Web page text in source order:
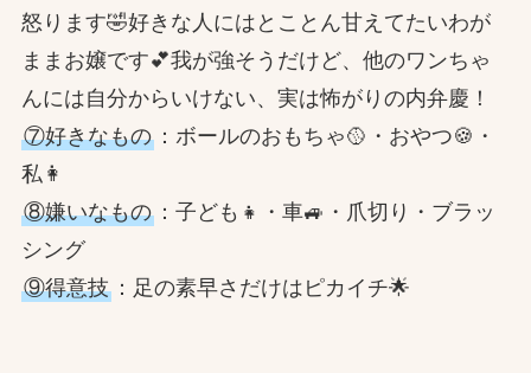
怒ります🤣好きな人にはとことん甘えてたいわが
ままお嬢です💕我が強そうだけど、他のワンちゃ
んには自分からいけない、実は怖がりの内弁慶！
⑦好きなもの：ボールのおもちゃ🥎・おやつ🍪・
私👩
⑧嫌いなもの：子ども👧・車🚙・爪切り・ブラッ
シング
⑨得意技：足の素早さだけはピカイチ🌟